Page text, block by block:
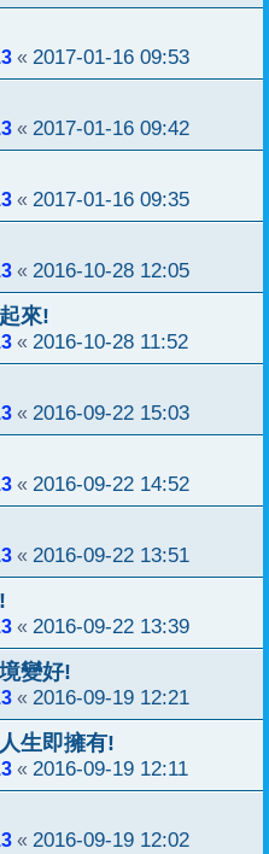
« 2017-01-16 09:53
« 2017-01-16 09:42
« 2017-01-16 09:35
« 2016-10-28 12:05
來!
« 2016-10-28 11:52
« 2016-09-22 15:03
« 2016-09-22 14:52
« 2016-09-22 13:51
« 2016-09-22 13:39
變好!
« 2016-09-19 12:21
生即擁有!
« 2016-09-19 12:11
« 2016-09-19 12:02